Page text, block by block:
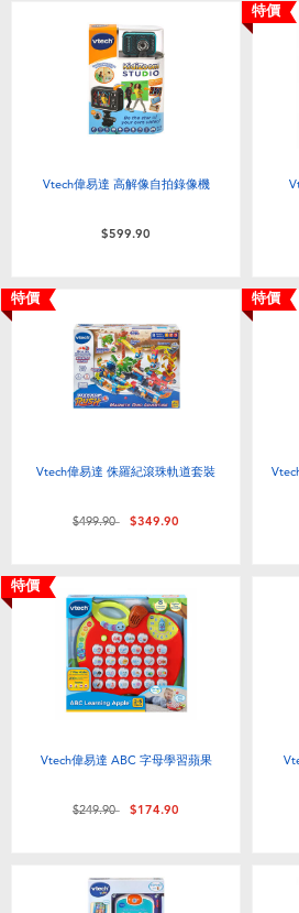
Vtech偉易達 高解像自拍錄像機
$599.90
特價
特價
Vtech偉易達 侏羅紀滾珠軌道套裝
價格從
$499.90至$349.90
特價
特價
Vtech偉易達 ABC 字母學習蘋果
價格從
$249.90至$174.90